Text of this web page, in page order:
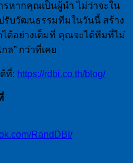
รหากคุณเป็นผู้นำ ไม่ว่าจะใน
รับวัฒนธรรมทีมในวันนี้ สร้าง
ด้อย่างเต็มที่ คุณจะได้ทีมที่ไม่
กล” กว่าที่เคย
ที่: https://rdbi.co.th/blog/
RandDBI/